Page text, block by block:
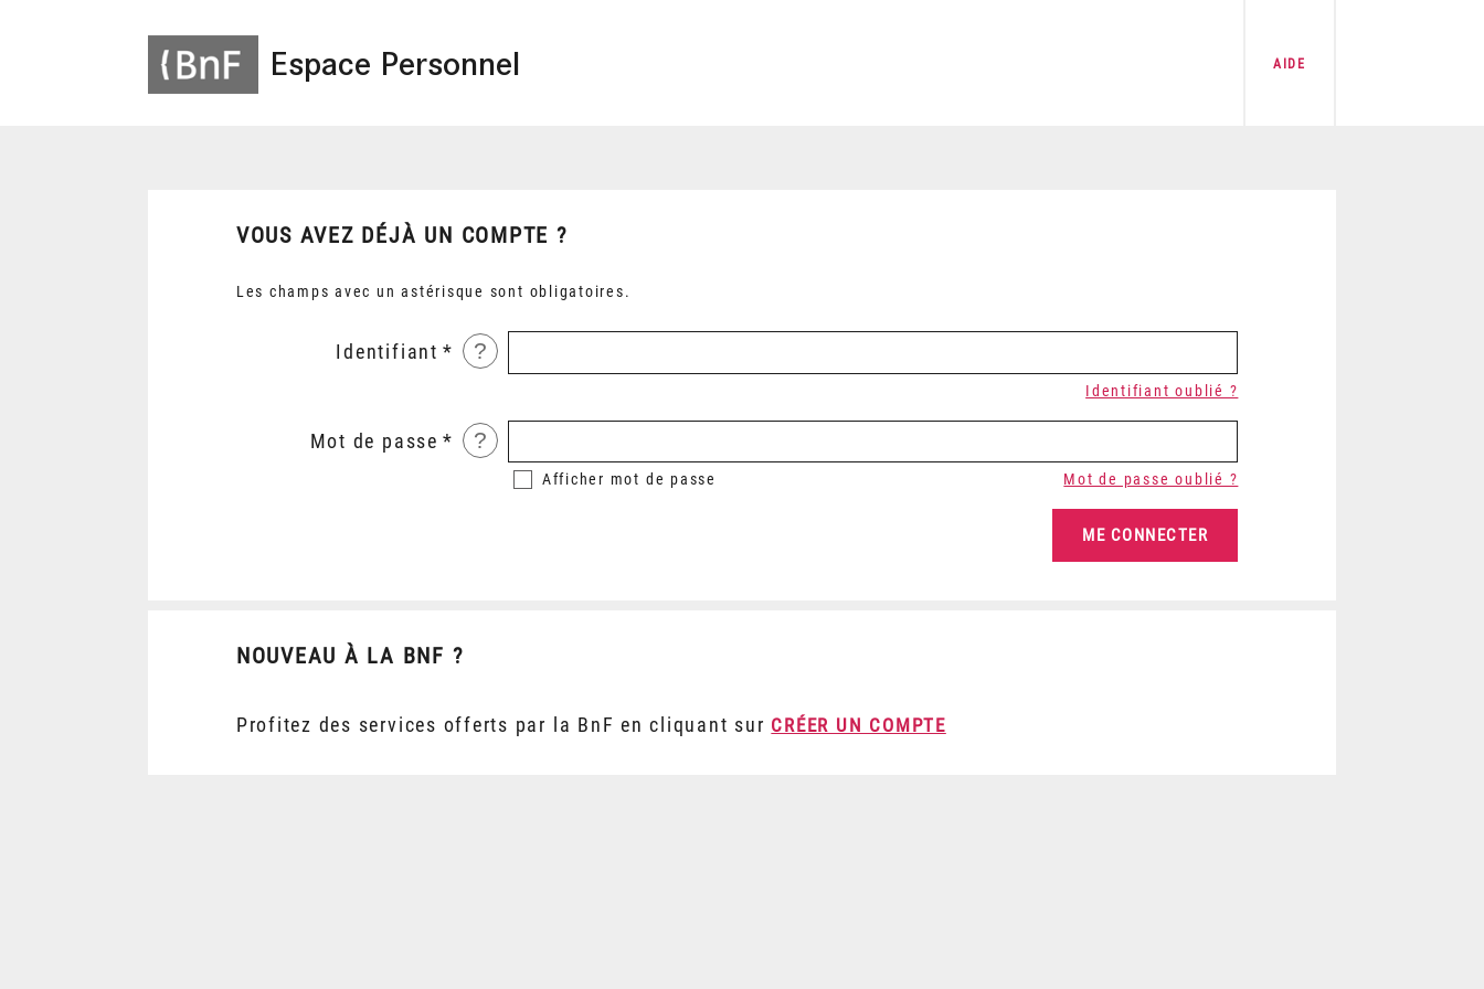
Espace Personnel AIDE
VOUS AVEZ DÉJÀ UN COMPTE ?
Les champs avec un astérisque sont obligatoires.
Identifiant ?
Identifiant oublié ?
Mot de passe ?
Afficher mot de passe Mot de passe oublié ?
NOUVEAU À LA BNF ?
Profitez des services offerts par la BnF en cliquant sur CRÉER UN COMPTE